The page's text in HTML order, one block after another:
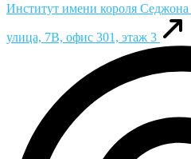
Институт имени короля Седжона
улица, 7В, офис 301, этаж 3